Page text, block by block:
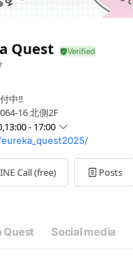
Quest
中‼︎
16 北側2F
- 17:00
17:00
に基づく
Call (free) Posts
Quest Social media